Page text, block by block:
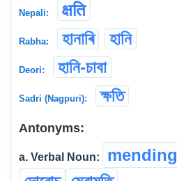
Nepali: क्षति
Rabha: হানাৰি হানি
Deori: হানি-চাবা
Sadri (Nagpuri): ক্ষতি
Antonyms:
a. Verbal Noun: mending